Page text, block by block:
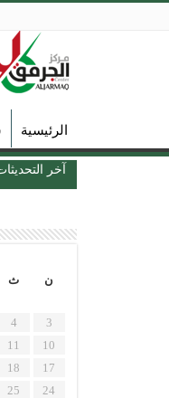
الرئيسية
آخر
ن
ث
3
4
10
11
17
18
24
25